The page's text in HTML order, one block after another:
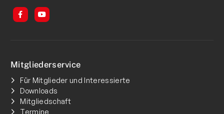
Mitgliederservice
Für Mitglieder und Interessierte
Downloads
Mitgliedschaft
Termine